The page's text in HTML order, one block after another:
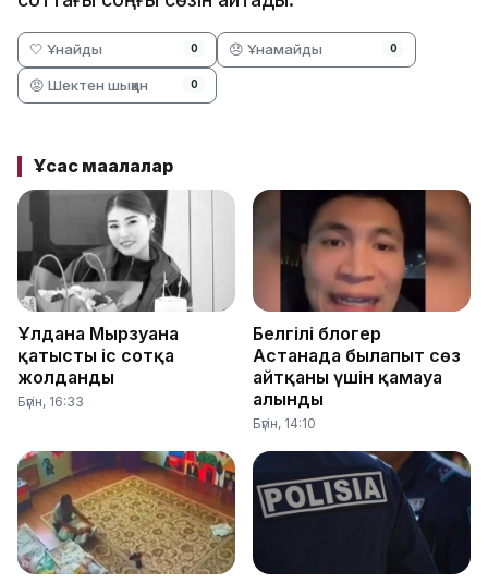
🤍 Ұнайды 0 😞 Ұнамайды 0
😡 Шектен шыққан 0
Ұқсас мақалалар
Ұлдана Мырзуанға
қатысты іс сотқа
жолданды
Бүгін, 16:33
Белгілі блогер
Астанада былапыт сөз
айтқаны үшін қамауға
алынды
Бүгін, 14:10